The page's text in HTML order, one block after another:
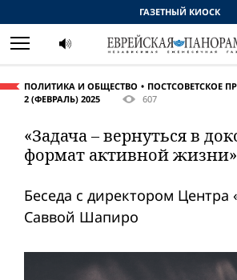
ПОЛИТИКА И ОБЩЕСТВО
ПОСТСОВЕТСКОЕ
2 (ФЕВРАЛЬ) 2025
607
«Задача – вернуться в
формат активной жизни»
Беседа с директором Центра
Саввой Шапиро
ГАЗЕТНЫЙ КИОСК